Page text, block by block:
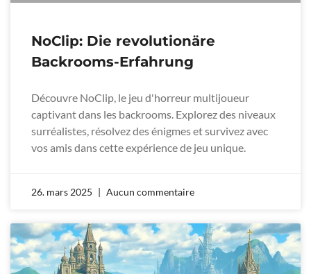
NoClip: Die revolutionäre
Backrooms-Erfahrung
Découvre NoClip, le jeu d'horreur multijoueur
captivant dans les backrooms. Explorez des niveaux
surréalistes, résolvez des énigmes et survivez avec
vos amis dans cette expérience de jeu unique.
26. mars 2025 Aucun commentaire